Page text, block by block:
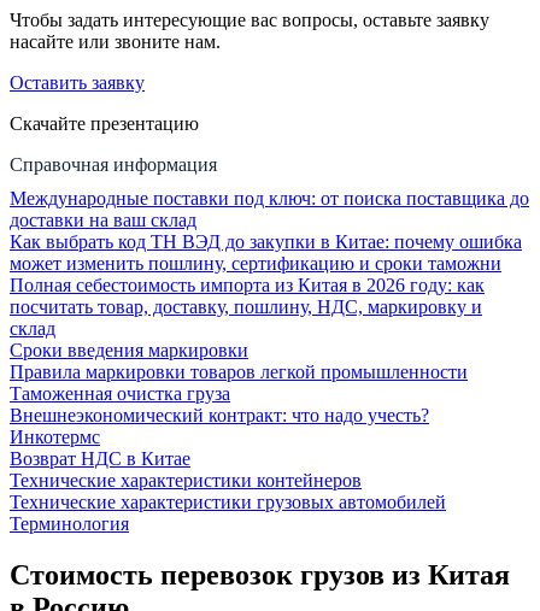
Чтобы задать интересующие вас вопросы, оставьте заявку
насайте или звоните нам.
Оставить заявку
Скачайте презентацию
Справочная информация
Международные поставки под ключ: от поиска поставщика до
доставки на ваш склад
Как выбрать код ТН ВЭД до закупки в Китае: почему ошибка
может изменить пошлину, сертификацию и сроки таможни
Полная себестоимость импорта из Китая в 2026 году: как
посчитать товар, доставку, пошлину, НДС, маркировку и
склад
Сроки введения маркировки
Правила маркировки товаров легкой промышленности
Таможенная очистка груза
Внешнеэкономический контракт: что надо учесть?
Инкотермс
Возврат НДС в Китае
Технические характеристики контейнеров
Технические характеристики грузовых автомобилей
Терминология
Стоимость перевозок грузов из Китая